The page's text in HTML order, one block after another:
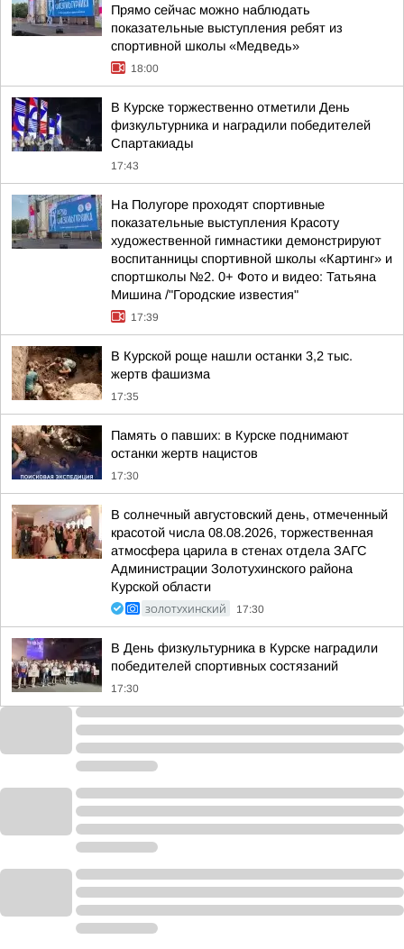
Прямо сейчас можно наблюдать
показательные выступления ребят из
спортивной школы «Медведь»
18:00
В Курске торжественно отметили День
физкультурника и наградили победителей
Спартакиады
17:43
На Полугоре проходят спортивные
показательные выступления Красоту
художественной гимнастики демонстрируют
воспитанницы спортивной школы «Картинг» и
спортшколы №2. 0+ Фото и видео: Татьяна
Мишина /"Городские известия"
17:39
В Курской роще нашли останки 3,2 тыс.
жертв фашизма
17:35
Память о павших: в Курске поднимают
останки жертв нацистов
17:30
В солнечный августовский день, отмеченный
красотой числа 08.08.2026, торжественная
атмосфера царила в стенах отдела ЗАГС
Администрации Золотухинского района
Курской области
ЗОЛОТУХИНСКИЙ 17:30
В День физкультурника в Курске наградили
победителей спортивных состязаний
17:30